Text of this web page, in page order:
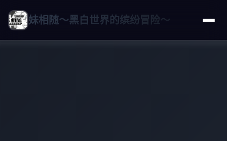
妹相随～黑白世界的缤纷冒险～